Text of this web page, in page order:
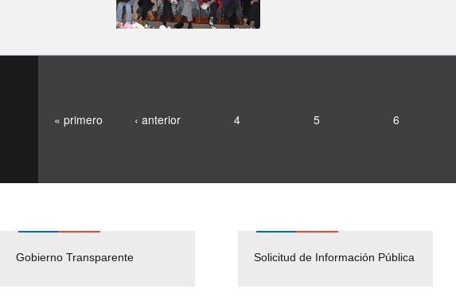
« primero ‹ anterior 4 5 6
Gobierno Transparente Solicitud de Información Pública
Pago Proveedores
Empleos Públicos